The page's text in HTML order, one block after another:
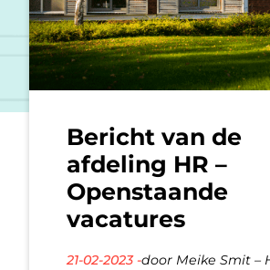
Bericht van de
afdeling HR –
Openstaande
vacatures
21-02-2023 -door Meike Smit –